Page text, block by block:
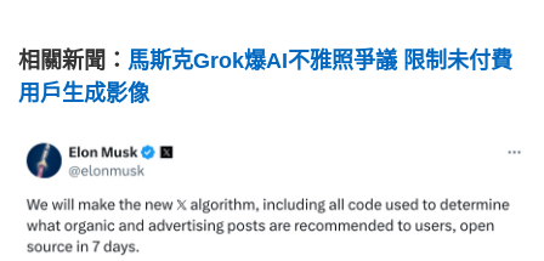
相關新聞： 馬斯克Grok爆AI不雅照爭議 限制未付費
用戶生成影像